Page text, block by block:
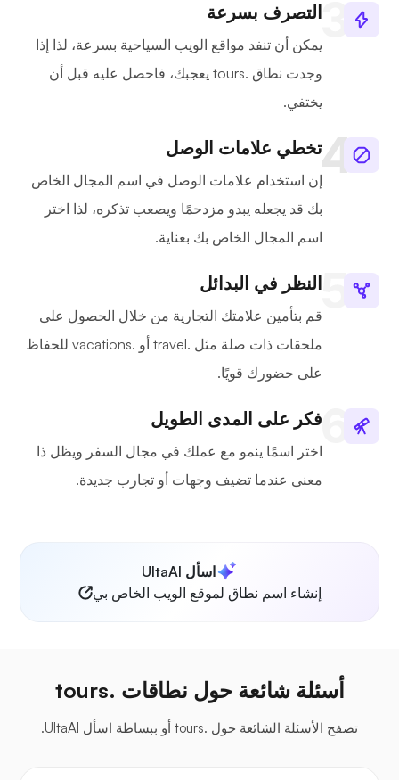
التصرف بسرعة
يمكن أن تنفد مواقع الويب السياحية بسرعة، لذا إذا
وجدت نطاق .tours يعجبك، فاحصل عليه قبل أن
يختفي.
تخطي علامات الوصل
إن استخدام علامات الوصل في اسم المجال الخاص
بك قد يجعله يبدو مزدحمًا ويصعب تذكره، لذا اختر
اسم المجال الخاص بك بعناية.
النظر في البدائل
قم بتأمين علامتك التجارية من خلال الحصول على
ملحقات ذات صلة مثل .travel أو .vacations للحفاظ
على حضورك قويًا.
فكر على المدى الطويل
اختر اسمًا ينمو مع عملك في مجال السفر ويظل ذا
معنى عندما تضيف وجهات أو تجارب جديدة.
اسأل UltaAI
إنشاء اسم نطاق لموقع الويب الخاص بي
أسئلة شائعة حول نطاقات .tours
تصفح الأسئلة الشائعة حول .tours أو ببساطة اسأل UltaAI.